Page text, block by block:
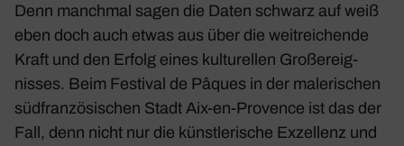
Denn manchmal sagen die Daten schwarz auf weiß
eben doch auch etwas aus über die weit­rei­chende
Kraft und den Erfolg eines kultu­rellen Groß­ereig­
nisses. Beim Festival de Pâques in der male­ri­schen
südfran­zö­si­schen Stadt Aix-en-Provence ist das der
Fall, denn nicht nur die künst­le­ri­sche Exzel­lenz und